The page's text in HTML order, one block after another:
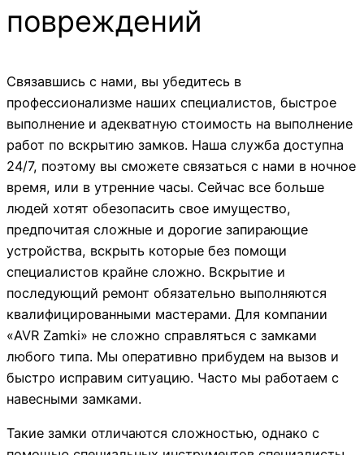
повреждений
Связавшись с нами, вы убедитесь в
профессионализме наших специалистов, быстрое
выполнение и адекватную стоимость на выполнение
работ по вскрытию замков. Наша служба доступна
24/7, поэтому вы сможете связаться с нами в ночное
время, или в утренние часы. Сейчас все больше
людей хотят обезопасить свое имущество,
предпочитая сложные и дорогие запирающие
устройства, вскрыть которые без помощи
специалистов крайне сложно. Вскрытие и
последующий ремонт обязательно выполняются
квалифицированными мастерами. Для компании
«AVR Zamki» не сложно справляться с замками
любого типа. Мы оперативно прибудем на вызов и
быстро исправим ситуацию. Часто мы работаем с
навесными замками.
Такие замки отличаются сложностью, однако с